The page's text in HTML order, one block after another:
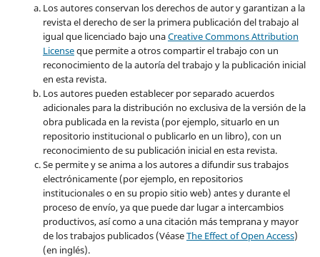
Los autores conservan los derechos de autor y garantizan a la
revista el derecho de ser la primera publicación del trabajo al
igual que licenciado bajo unaCreative Commons Attribution
Licenseque permite a otros compartir el trabajo con un
reconocimiento de la autoría del trabajo y la publicación inicial
en esta revista.
Los autores pueden establecer por separado acuerdos
adicionales para la distribución no exclusiva de la versión de la
obra publicada en la revista (por ejemplo, situarlo en un
repositorio institucional o publicarlo en un libro), con un
reconocimiento de su publicación inicial en esta revista.
Se permite y se anima a los autores a difundir sus trabajos
electrónicamente (por ejemplo, en repositorios
institucionales o en su propio sitio web) antes y durante el
proceso de envío, ya que puede dar lugar a intercambios
productivos, así como a una citación más temprana y mayor
de los trabajos publicados (VéaseThe Effect of Open Access)
(en inglés).